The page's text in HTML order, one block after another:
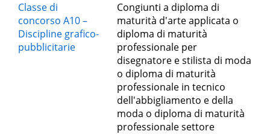
Classe di
concorso A10 –
Discipline grafico-
pubblicitarie
Congiunti a diploma di
maturità d'arte applicata o
diploma di maturità
professionale per
disegnatore e stilista di moda
o diploma di maturità
professionale in tecnico
dell'abbigliamento e della
moda o diploma di maturità
professionale settore